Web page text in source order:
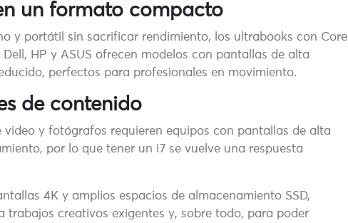
un formato compacto
y portátil sin sacrificar rendimiento, los ultrabooks con Core
HP y ASUS ofrecen modelos con pantallas de alta
perfectos para profesionales en movimiento.
de contenido
video y fotógrafos requieren equipos con pantallas de alta
por lo que tener un i7 se vuelve una respuesta
4K y amplios espacios de almacenamiento SSD,
creativos exigentes y, sobre todo, para poder